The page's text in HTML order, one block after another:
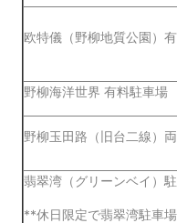
欧特儀（野柳地質公園）
野柳海洋世界 有料駐車場
野柳玉田路（旧台二線）
翡翠湾（グリーンベイ）駐
**休日限定で翡翠湾駐車